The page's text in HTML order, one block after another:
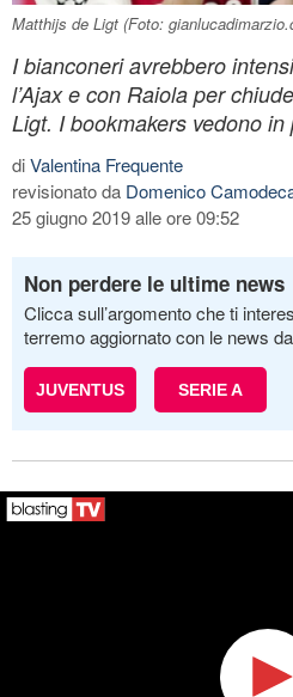
Matthijs de Ligt (Foto:
I bianconeri avrebbero
l’Ajax e con Raiola per
Ligt. I bookmakers vedono in
diValentina Frequente
revisionato da Domenico
25 giugno 2019 alle ore 09:52
Non perdere le ultime news
Clicca sull’argomento che ti
terremo aggiornato con le news
JUVENTUS SERIE A